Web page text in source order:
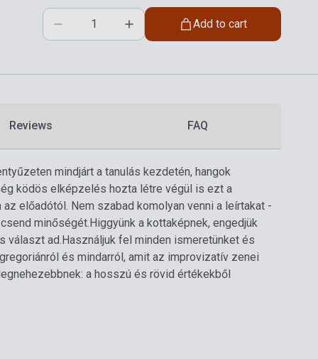
Add to cart
Reviews FAQ
mindjárt a tanulás kezdetén, hangok
ködös elképzelés hozta létre végül is ezt a
előadótól. Nem szabad komolyan venni a leírtakat -
minőségét. Higgyünk a kottaképnek, engedjük
választ ad. Használjuk fel minden ismeretünket és
és mindarról, amit az improvizatív zenei
a hosszú és rövid értékekből